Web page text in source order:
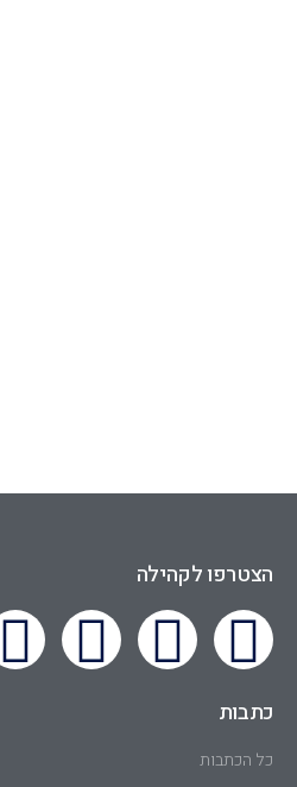
הצטרפו לקהילה
כתבות
כל הכתבות